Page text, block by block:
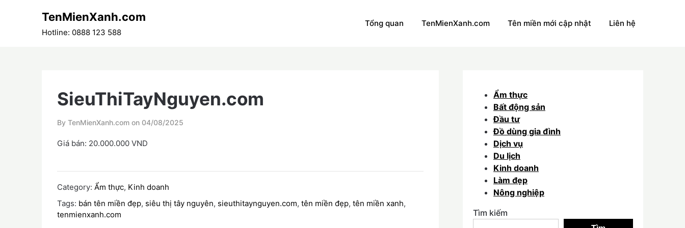
TenMienXanh.com
Hotline: 0888 123 588
Tổng quan TenMienXanh.com Tên miền mới cập nhật Liên hệ
SieuThiTayNguyen.com
By TenMienXanh.com on 04/08/2025
Giá bán: 20.000.000 VND
Category: Ẩm thực, Kinh doanh
Tags: bán tên miền đẹp, siêu thị tây nguyên, sieuthitaynguyen.com, tên miền đẹp, tên miền xanh,
tenmienxanh.com
Ẩm thực
Bất động sản
Đầu tư
Đồ dùng gia đình
Dịch vụ
Du lịch
Kinh doanh
Làm đẹp
Nông nghiệp
Tìm kiếm